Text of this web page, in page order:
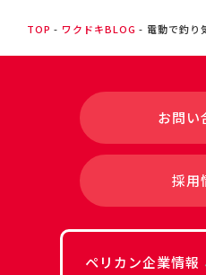
TOP ワクドキBLOG 電動で釣り
お問い
採用
ペリカン企業情報